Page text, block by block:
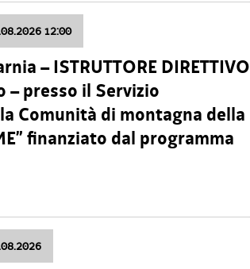
12:00
– ISTRUTTORE DIRETTIVO
– presso il Servizio
Comunità di montagna della
finanziato dal programma